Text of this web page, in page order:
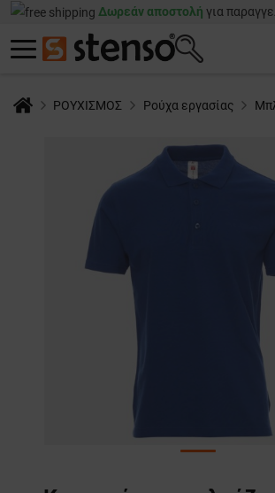
Δωρεάν αποστολή για
ΡΟΥΧΙΣΜΟΣ Ρούχα εργασίας